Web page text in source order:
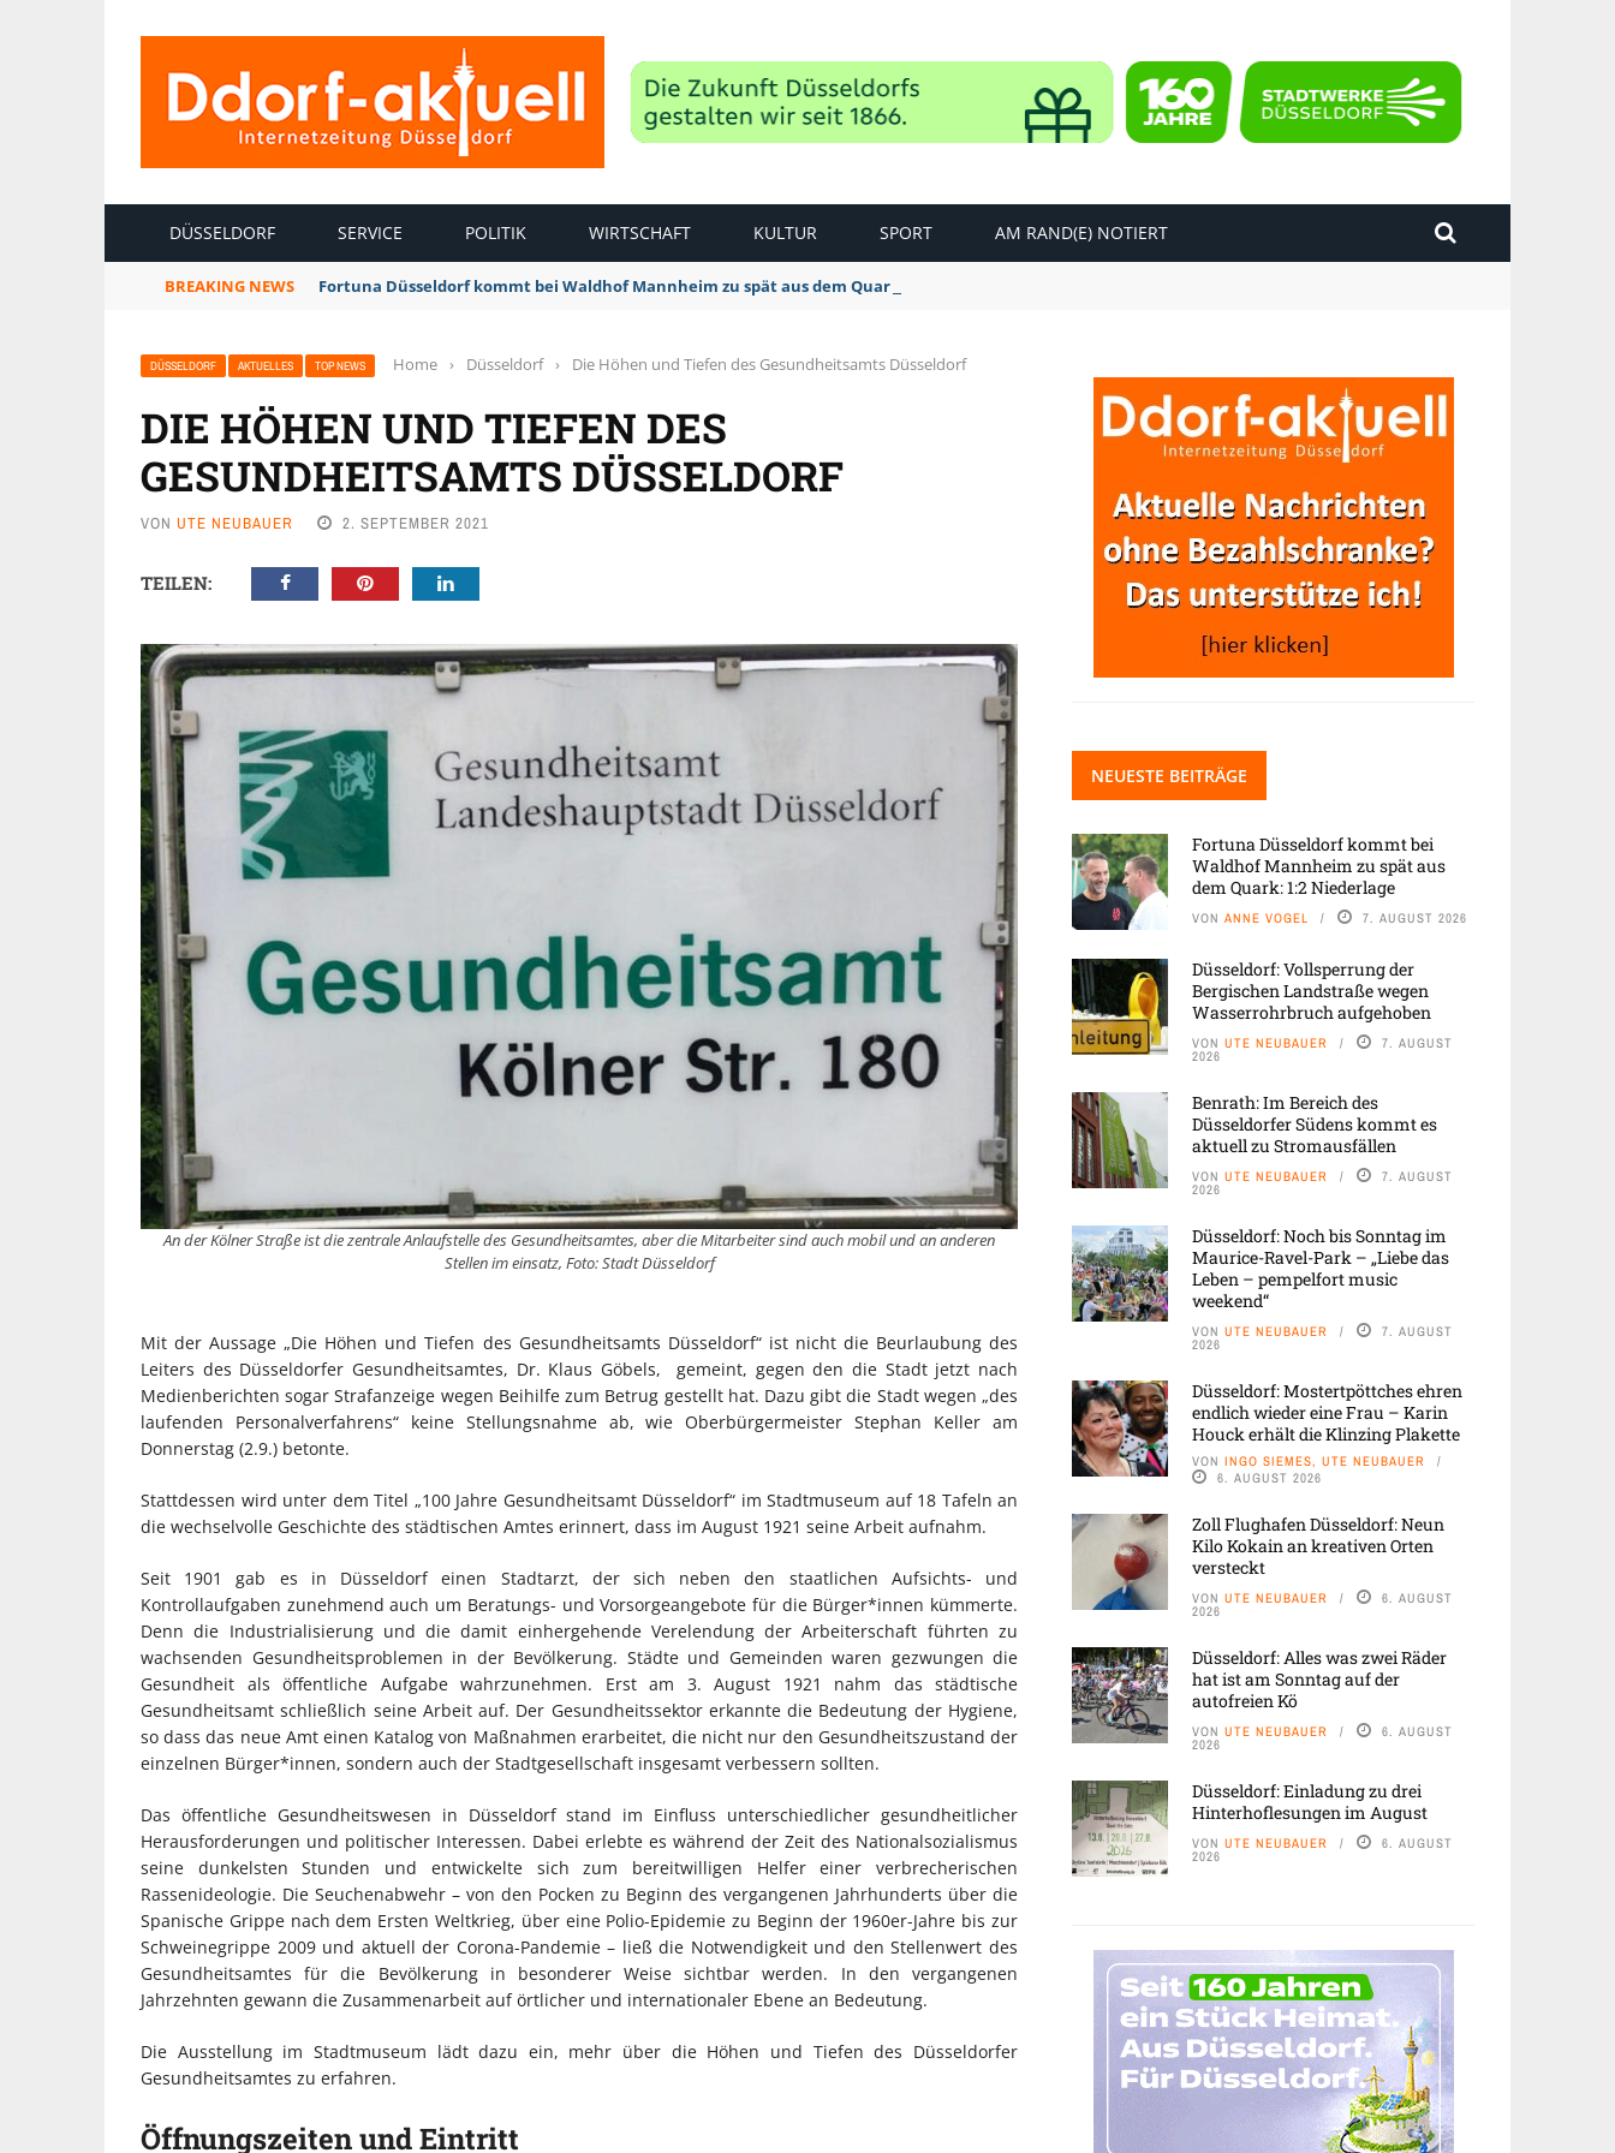
DÜSSELDORF SERVICE POLITIK WIRTSCHAFT KULTUR SPORT AM RAND(E) NOTIERT
BREAKING NEWS Fortuna Düsseldorf kommt bei Waldhof Mannheim zu spät aus dem Quark: 1:2 Niederlage
DÜSSELDORF AKTUELLES TOP NEWS Home › Düsseldorf › Die Höhen und Tiefen des Gesundheitsamts Düsseldorf
DIE HÖHEN UND TIEFEN DES
GESUNDHEITSAMTS DÜSSELDORF
VON UTE NEUBAUER 2. SEPTEMBER 2021
TEILEN:
An der Kölner Straße ist die zentrale Anlaufstelle des Gesundheitsamtes, aber die Mitarbeiter sind auch mobil und an anderen
Stellen im einsatz, Foto: Stadt Düsseldorf
Mit der Aussage „Die Höhen und Tiefen des Gesundheitsamts Düsseldorf“ ist nicht die Beurlaubung des
Leiters des Düsseldorfer Gesundheitsamtes, Dr. Klaus Göbels, gemeint, gegen den die Stadt jetzt nach
Medienberichten sogar Strafanzeige wegen Beihilfe zum Betrug gestellt hat. Dazu gibt die Stadt wegen „des
laufenden Personalverfahrens“ keine Stellungsnahme ab, wie Oberbürgermeister Stephan Keller am
Donnerstag (2.9.) betonte.
Stattdessen wird unter dem Titel „100 Jahre Gesundheitsamt Düsseldorf“ im Stadtmuseum auf 18 Tafeln an
die wechselvolle Geschichte des städtischen Amtes erinnert, dass im August 1921 seine Arbeit aufnahm.
Seit 1901 gab es in Düsseldorf einen Stadtarzt, der sich neben den staatlichen Aufsichts- und
Kontrollaufgaben zunehmend auch um Beratungs- und Vorsorgeangebote für die Bürger*innen kümmerte.
Denn die Industrialisierung und die damit einhergehende Verelendung der Arbeiterschaft führten zu
wachsenden Gesundheitsproblemen in der Bevölkerung. Städte und Gemeinden waren gezwungen die
Gesundheit als öffentliche Aufgabe wahrzunehmen. Erst am 3. August 1921 nahm das städtische
Gesundheitsamt schließlich seine Arbeit auf. Der Gesundheitssektor erkannte die Bedeutung der Hygiene,
so dass das neue Amt einen Katalog von Maßnahmen erarbeitet, die nicht nur den Gesundheitszustand der
einzelnen Bürger*innen, sondern auch der Stadtgesellschaft insgesamt verbessern sollten.
Das öffentliche Gesundheitswesen in Düsseldorf stand im Einfluss unterschiedlicher gesundheitlicher
Herausforderungen und politischer Interessen. Dabei erlebte es während der Zeit des Nationalsozialismus
seine dunkelsten Stunden und entwickelte sich zum bereitwilligen Helfer einer verbrecherischen
Rassenideologie. Die Seuchenabwehr – von den Pocken zu Beginn des vergangenen Jahrhunderts über die
Spanische Grippe nach dem Ersten Weltkrieg, über eine Polio-Epidemie zu Beginn der 1960er-Jahre bis zur
Schweinegrippe 2009 und aktuell der Corona-Pandemie – ließ die Notwendigkeit und den Stellenwert des
Gesundheitsamtes für die Bevölkerung in besonderer Weise sichtbar werden. In den vergangenen
Jahrzehnten gewann die Zusammenarbeit auf örtlicher und internationaler Ebene an Bedeutung.
Die Ausstellung im Stadtmuseum lädt dazu ein, mehr über die Höhen und Tiefen des Düsseldorfer
Gesundheitsamtes zu erfahren.
Öffnungszeiten und Eintritt
NEUESTE BEITRÄGE
Fortuna Düsseldorf kommt bei
Waldhof Mannheim zu spät aus
dem Quark: 1:2 Niederlage
VON ANNE VOGEL 7. AUGUST 2026
Düsseldorf: Vollsperrung der
Bergischen Landstraße wegen
Wasserrohrbruch aufgehoben
VON UTE NEUBAUER 7. AUGUST
2026
Benrath: Im Bereich des
Düsseldorfer Südens kommt es
aktuell zu Stromausfällen
VON UTE NEUBAUER 7. AUGUST
2026
Düsseldorf: Noch bis Sonntag im
Maurice-Ravel-Park – „Liebe das
Leben – pempelfort music
weekend“
VON UTE NEUBAUER 7. AUGUST
2026
Düsseldorf: Mostertpöttches ehren
endlich wieder eine Frau – Karin
Houck erhält die Klinzing Plakette
VON INGO SIEMES, UTE NEUBAUER
6. AUGUST 2026
Zoll Flughafen Düsseldorf: Neun
Kilo Kokain an kreativen Orten
versteckt
VON UTE NEUBAUER 6. AUGUST
2026
Düsseldorf: Alles was zwei Räder
hat ist am Sonntag auf der
autofreien Kö
VON UTE NEUBAUER 6. AUGUST
2026
Düsseldorf: Einladung zu drei
Hinterhoflesungen im August
VON UTE NEUBAUER 6. AUGUST
2026